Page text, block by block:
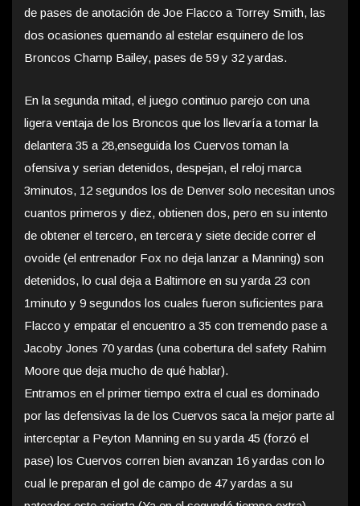
de pases de anotación de Joe Flacco a Torrey Smith, las
dos ocasiones quemando al estelar esquinero de los
Broncos Champ Bailey, pases de 59 y 32 yardas.
En la segunda mitad, el juego continuo parejo con una
ligera ventaja de los Broncos que los llevaría a tomar la
delantera 35 a 28,enseguida los Cuervos toman la
ofensiva y serian detenidos, despejan, el reloj marca
3minutos, 12 segundos los de Denver solo necesitan unos
cuantos primeros y diez, obtienen dos, pero en su intento
de obtener el tercero, en tercera y siete decide correr el
ovoide (el entrenador Fox no deja lanzar a Manning) son
detenidos, lo cual deja a Baltimore en su yarda 23 con
1minuto y 9 segundos los cuales fueron suficientes para
Flacco y empatar el encuentro a 35 con tremendo pase a
Jacoby Jones 70 yardas (una cobertura del safety Rahim
Moore que deja mucho de qué hablar).
Entramos en el primer tiempo extra el cual es dominado
por las defensivas la de los Cuervos saca la mejor parte al
interceptar a Peyton Manning en su yarda 45 (forzó el
pase) los Cuervos corren bien avanzan 16 yardas con lo
cual le preparan el gol de campo de 47 yardas a su